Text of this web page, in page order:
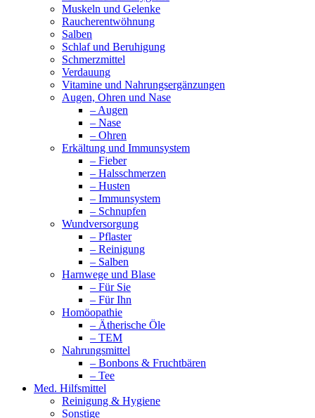
Muskeln und Gelenke
Raucherentwöhnung
Salben
Schlaf und Beruhigung
Schmerzmittel
Verdauung
Vitamine und Nahrungsergänzungen
Augen, Ohren und Nase
– Augen
– Nase
– Ohren
Erkältung und Immunsystem
– Fieber
– Halsschmerzen
– Husten
– Immunsystem
– Schnupfen
Wundversorgung
– Pflaster
– Reinigung
– Salben
Harnwege und Blase
– Für Sie
– Für Ihn
Homöopathie
– Ätherische Öle
– TEM
Nahrungsmittel
– Bonbons & Fruchtbären
– Tee
Med. Hilfsmittel
Reinigung & Hygiene
Sonstige